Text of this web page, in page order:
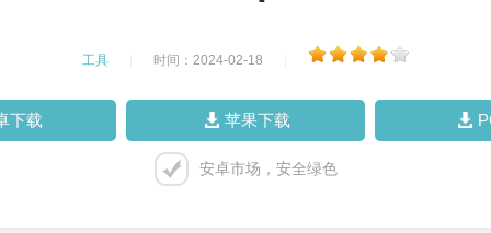
工具 时间：2024-02-18
下载 苹果下载
安卓市场，安全绿色